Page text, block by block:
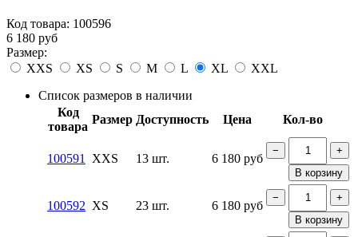
Код товара: 100596
6 180 руб
Размер:
XXS
XS S M L XL
XXL
Список размеров в наличии
Код
товара
Размер Доступность Цена Кол-во
100591 XXS 13 шт. 6 180 руб
−
+
В корзину
100592 XS 23 шт. 6 180 руб
−
+
В корзину